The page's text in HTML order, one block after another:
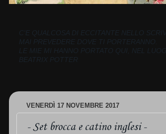
C'E QUALCOSA DI ECCITANTE NELLO
MAI PREVEDERE DOVE TI PORTERANNO.
LE MIE MI HANNO PORTATO QUI, NEL
BEATRIX POTTER
VENERDÌ 17 NOVEMBRE 2017
- Set brocca e catino inglesi -